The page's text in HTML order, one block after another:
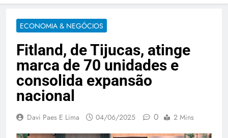
ECONOMIA & NEGÓCIOS
Fitland, de Tijucas, atinge
marca de 70 unidades e
consolida expansão
nacional
Davi Paes E Lima 04/06/2025 0 2 Mins